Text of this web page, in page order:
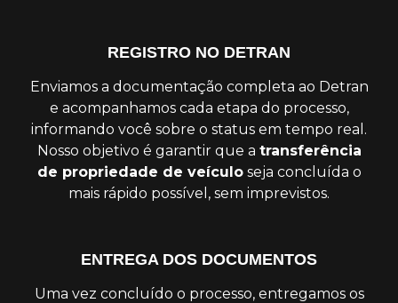
REGISTRO NO DETRAN
Enviamos a documentação completa ao Detran
e acompanhamos cada etapa do processo,
informando você sobre o status em tempo real.
Nosso objetivo é garantir que a transferência
de propriedade de veículoseja concluída o
mais rápido possível, sem imprevistos.
ENTREGA DOS DOCUMENTOS
Uma vez concluído o processo, entregamos os